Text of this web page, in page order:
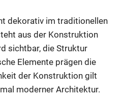
dekorativ im traditionellen
aus der Konstruktion
sichtbar, die Struktur
Elemente prägen die
der Konstruktion gilt
moderner Architektur.